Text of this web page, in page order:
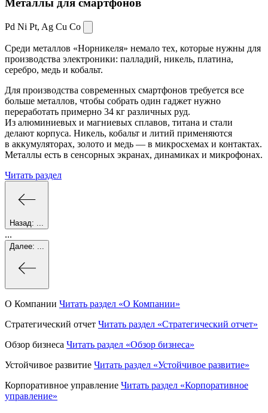
Металлы для смартфонов
Pd Ni Pt, Ag Cu Co
Среди металлов «Норникеля» немало тех, которые нужны для
производства электроники: палладий, никель, платина,
серебро, медь и кобальт.
Для производства современных смартфонов требуется все
больше металлов, чтобы собрать один гаджет нужно
переработать примерно 34 кг различных руд.
Из алюминиевых и магниевых сплавов, титана и стали
делают корпуса. Никель, кобальт и литий применяются
в аккумуляторах, золото и медь — в микросхемах и контактах.
Металлы есть в сенсорных экранах, динамиках и микрофонах.
Читать раздел
Назад:
...
Далее:
О Компании Читать раздел «О Компании»
Стратегический отчет Читать раздел «Стратегический отчет»
Обзор бизнеса Читать раздел «Обзор бизнеса»
Устойчивое развитие Читать раздел «Устойчивое развитие»
Корпоративное управление Читать раздел «Корпоративное
управление»